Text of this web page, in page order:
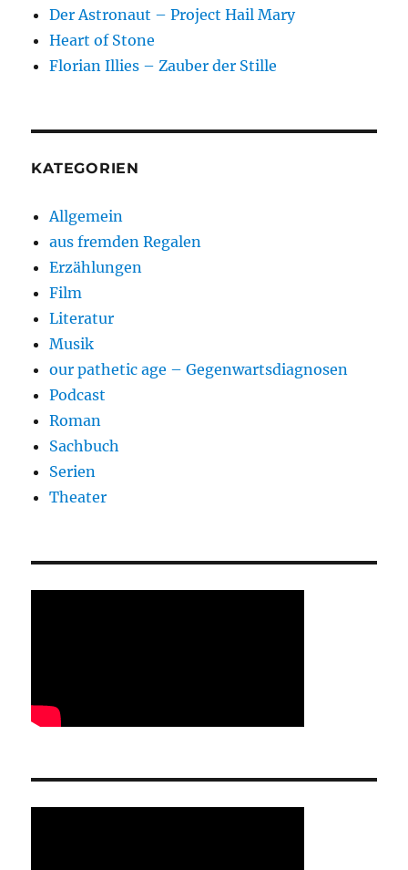
Der Astronaut – Project Hail Mary
Heart of Stone
Florian Illies – Zauber der Stille
KATEGORIEN
Allgemein
aus fremden Regalen
Erzählungen
Film
Literatur
Musik
our pathetic age – Gegenwartsdiagnosen
Podcast
Roman
Sachbuch
Serien
Theater